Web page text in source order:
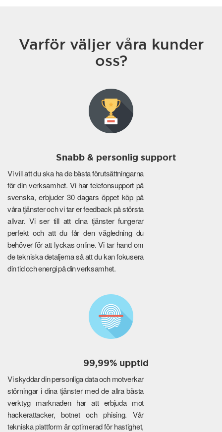
Varför väljer våra kunder
oss?
Snabb & personlig support
Vi vill att du ska ha de bästa förutsättningarna
för din verksamhet. Vi har telefonsupport på
svenska, erbjuder 30 dagars öppet köp på
våra tjänster och vi tar er feedback på största
allvar. Vi ser till att dina tjänster fungerar
perfekt och att du får den vägledning du
behöver för att lyckas online. Vi tar hand om
de tekniska detaljerna så att du kan fokusera
din tid och energi på din verksamhet.
99,99% upptid
Vi skyddar din personliga data och motverkar
störningar i dina tjänster med de allra bästa
verktyg marknaden har att erbjuda mot
hackerattacker, botnet och phising. Vår
tekniska plattform är optimerad för hastighet,